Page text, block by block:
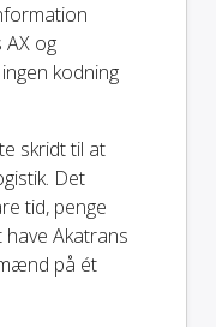
og
kodning
skridt til at
Det
tid, penge
have Akatrans
på ét